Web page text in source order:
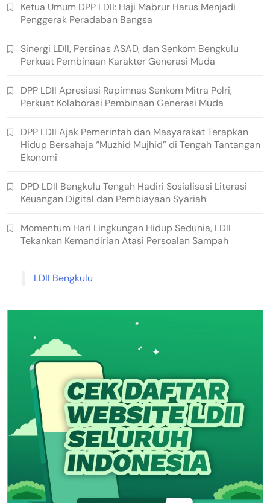
Ketua Umum DPP LDII: Haji Mabrur Harus Menjadi
Penggerak Peradaban Bangsa
Sinergi LDII, Persinas ASAD, dan Senkom Bengkulu
Perkuat Pembinaan Karakter Generasi Muda
DPP LDII Apresiasi Rapimnas Senkom Mitra Polri,
Perkuat Kolaborasi Pembinaan Generasi Muda
DPP LDII Ajak Pemerintah dan Masyarakat Terapkan
Hidup Bersahaja “Muzhid Mujhid” di Tengah Tantangan
Ekonomi
DPD LDII Bengkulu Tengah Hadiri Sosialisasi Literasi
Keuangan Digital dan Pembiayaan Syariah
Momentum Hari Lingkungan Hidup Sedunia, LDII
Tekankan Kemandirian Atasi Persoalan Sampah
LDII Bengkulu